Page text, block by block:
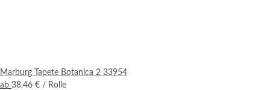
Marburg Tapete Botanica 2 33954
ab 38,46 € / Rolle